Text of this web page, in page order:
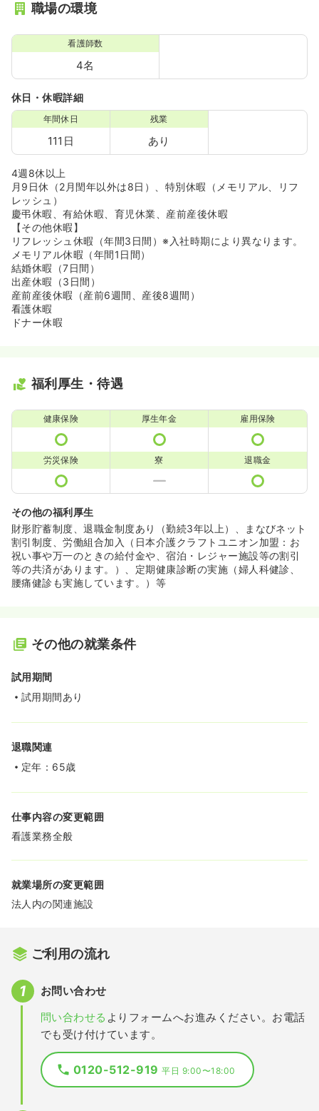
職場の環境
看護師数
4名
休日・休暇詳細
年間休日
111日
残業
あり
4週8休以上
月9日休（2月閏年以外は8日）、特別休暇（メモリアル、リフ
レッシュ）
慶弔休暇、有給休暇、育児休業、産前産後休暇
【その他休暇】
リフレッシュ休暇（年間3日間）※入社時期により異なります。
メモリアル休暇（年間1日間）
結婚休暇（7日間）
出産休暇（3日間）
産前産後休暇（産前6週間、産後8週間）
看護休暇
ドナー休暇
福利厚生・待遇
健康保険 厚生年金 雇用保険
労災保険 寮 退職金
その他の福利厚生
財形貯蓄制度、退職金制度あり（勤続3年以上）、まなびネット
割引制度、労働組合加入（日本介護クラフトユニオン加盟：お
祝い事や万一のときの給付金や、宿泊・レジャー施設等の割引
等の共済があります。）、定期健康診断の実施（婦人科健診、
腰痛健診も実施しています。）等
その他の就業条件
試用期間
試用期間あり
退職関連
定年：65歳
仕事内容の変更範囲
看護業務全般
就業場所の変更範囲
法人内の関連施設
ご利用の流れ
お問い合わせ
問い合わせる よりフォームへお進みください。お電話
でも受け付けています。
0120-512-919平日 9:00〜18:00